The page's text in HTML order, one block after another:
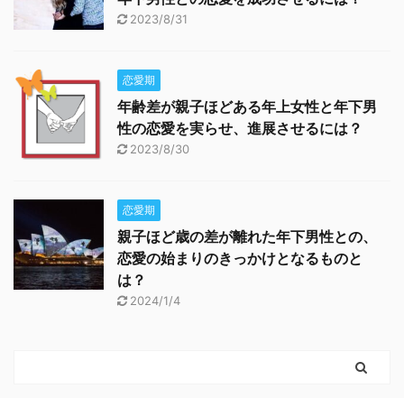
2023/8/31
恋愛期
年齢差が親子ほどある年上女性と年下男
性の恋愛を実らせ、進展させるには？
2023/8/30
恋愛期
親子ほど歳の差が離れた年下男性との、
恋愛の始まりのきっかけとなるものと
は？
2024/1/4